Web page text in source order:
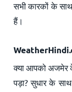
सभी कारकों के
हैं।
क्या आपको अजमेर
पड़ा? सुधार के